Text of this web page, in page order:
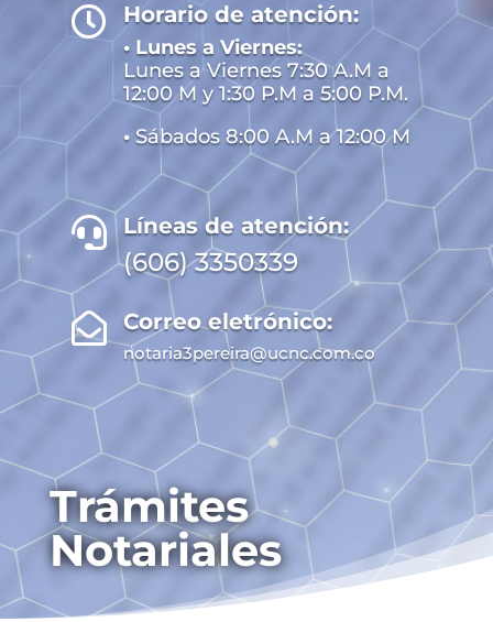
 Horario de atención:
• Lunes a Viernes:
Lunes a Viernes 7:30 A.M a
12:00 M y 1:30 P.M a 5:00 P.M.
• Sábados 8:00 A.M a 12:00 M
 Líneas de atención:
(606) 3350339
 Correo eletrónico:
notaria3pereira@ucnc.com.co
Trámites
Notariales